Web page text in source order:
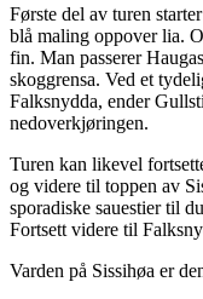
Første del av turen
blå maling oppover lia.
fin. Man passerer
skoggrensa. Ved et
Falksnydda, ender
nedoverkjøringen.
Turen kan likevel
og videre til toppen av
sporadiske sauestier til
Fortsett videre til
Varden på Sissihøa er